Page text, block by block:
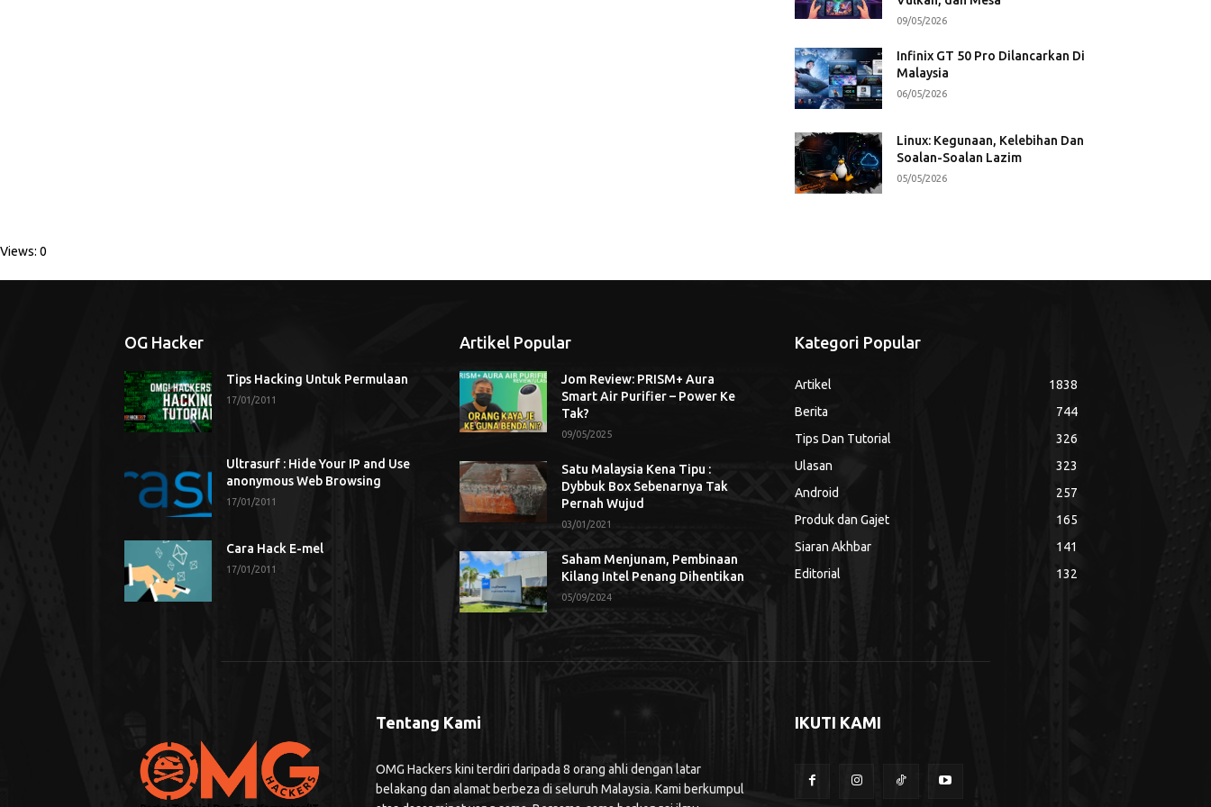
09/05/2026
Infinix GT 50 Pro Dilancarkan Di
Malaysia
06/05/2026
Linux: Kegunaan, Kelebihan Dan
Soalan-Soalan Lazim
05/05/2026
Views: 0
OG Hacker
Tips Hacking Untuk Permulaan
17/01/2011
Ultrasurf : Hide Your IP and Use
anonymous Web Browsing
17/01/2011
Cara Hack E-mel
17/01/2011
Artikel Popular
Jom Review: PRISM+ Aura
Smart Air Purifier – Power Ke
Tak?
09/05/2025
Satu Malaysia Kena Tipu :
Dybbuk Box Sebenarnya Tak
Pernah Wujud
03/01/2021
Saham Menjunam, Pembinaan
Kilang Intel Penang Dihentikan
05/09/2024
Kategori Popular
Artikel
1838
Berita
744
Tips Dan Tutorial
326
Ulasan
323
Android
257
Produk dan Gajet
165
Siaran Akhbar
141
Editorial
132
Tentang Kami
OMG Hackers kini terdiri daripada 8 orang ahli dengan latar
belakang dan alamat berbeza di seluruh Malaysia. Kami berkumpul
IKUTI KAMI